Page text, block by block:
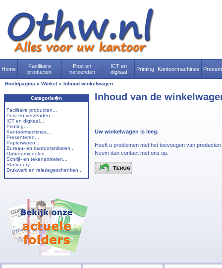
Home
Facilitaire
producten
Post en
verzenden
ICT en
digitaal
Printing Kantoormachines
Hoofdpagina » Winkel » Inhoud winkelwagen
Categorie�n
Facilitaire producten...
Post en verzenden...
ICT en digitaal...
Printing...
Kantoormachines...
Presenteren...
Papierwaren...
Bureau- en kantoorartikelen...
Opbergmiddelen...
Schrijf- en tekenartikelen...
Stationery...
Drukwerk en relatiegeschenken...
Inhoud van de
Uw winkelwagen is leeg.
Heeft u problemen met het toevoegen van
Neem dan contact met ons op.